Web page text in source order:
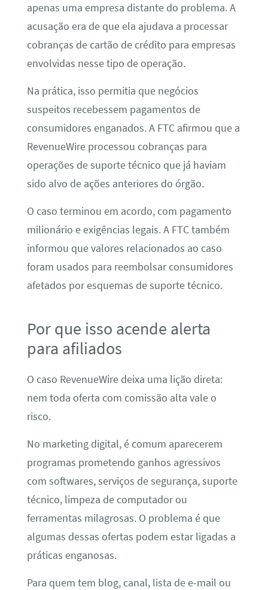
apenas uma empresa distante do problema. A
acusação era de que ela ajudava a processar
cobranças de cartão de crédito para empresas
envolvidas nesse tipo de operação.
Na prática, isso permitia que negócios
suspeitos recebessem pagamentos de
consumidores enganados. A FTC afirmou que a
RevenueWire processou cobranças para
operações de suporte técnico que já haviam
sido alvo de ações anteriores do órgão.
O caso terminou em acordo, com pagamento
milionário e exigências legais. A FTC também
informou que valores relacionados ao caso
foram usados para reembolsar consumidores
afetados por esquemas de suporte técnico.
Por que isso acende alerta
para afiliados
O caso RevenueWire deixa uma lição direta:
nem toda oferta com comissão alta vale o
risco.
No marketing digital, é comum aparecerem
programas prometendo ganhos agressivos
com softwares, serviços de segurança, suporte
técnico, limpeza de computador ou
ferramentas milagrosas. O problema é que
algumas dessas ofertas podem estar ligadas a
práticas enganosas.
Para quem tem blog, canal, lista de e-mail ou